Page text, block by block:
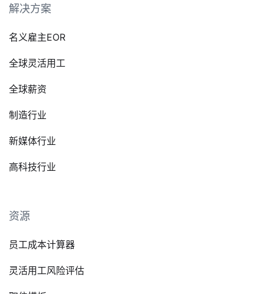
解决方案
名义雇主EOR
全球灵活用工
全球薪资
制造行业
新媒体行业
高科技行业
资源
员工成本计算器
灵活用工风险评估